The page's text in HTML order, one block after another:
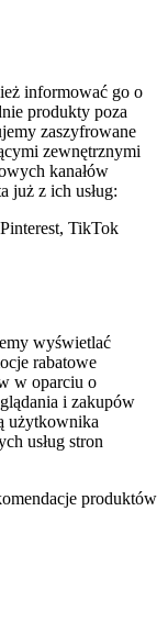
informować go o
produkty poza
zaszyfrowane
zewnętrznymi
kanałów
już z ich usług:
TikTok
wyświetlać
rabatowe
w oparciu o
i zakupów
użytkownika
usług stron
produktów